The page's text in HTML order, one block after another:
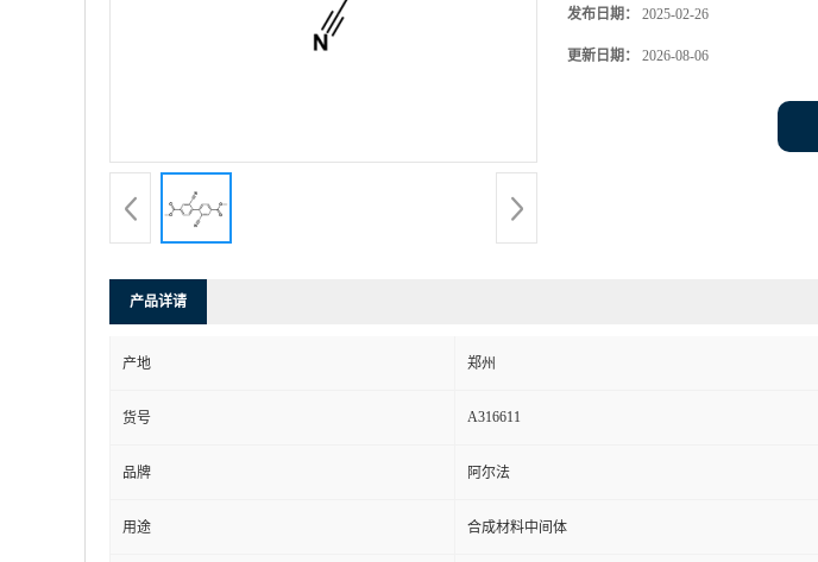
发布日期： 2025-02-26
更新日期： 2026-08-06
产品详请
产地 郑州
货号 A316611
品牌 阿尔法
用途 合成材料中间体